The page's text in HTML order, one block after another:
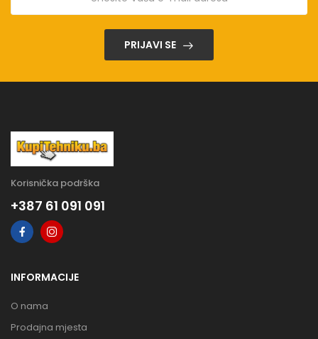
PRIJAVI SE
Korisnička podrška
+387 61 091 091
INFORMACIJE
O nama
Prodajna mjesta